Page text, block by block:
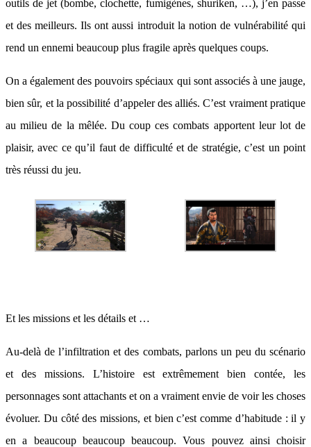
outils de jet (bombe, clochette, fumigènes, shuriken, …), j’en passe
et des meilleurs. Ils ont aussi introduit la notion de vulnérabilité qui
rend un ennemi beaucoup plus fragile après quelques coups.
On a également des pouvoirs spéciaux qui sont associés à une jauge,
bien sûr, et la possibilité d’appeler des alliés. C’est vraiment pratique
au milieu de la mêlée. Du coup ces combats apportent leur lot de
plaisir, avec ce qu’il faut de difficulté et de stratégie, c’est un point
très réussi du jeu.
Et les missions et les détails et …
Au-delà de l’infiltration et des combats, parlons un peu du scénario
et des missions. L’histoire est extrêmement bien contée, les
personnages sont attachants et on a vraiment envie de voir les choses
évoluer. Du côté des missions, et bien c’est comme d’habitude : il y
en a beaucoup beaucoup beaucoup. Vous pouvez ainsi choisir